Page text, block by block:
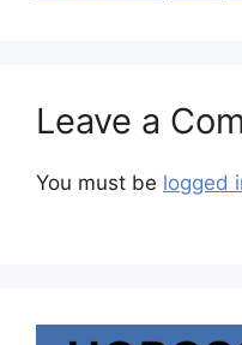
Leave a
You must be logged